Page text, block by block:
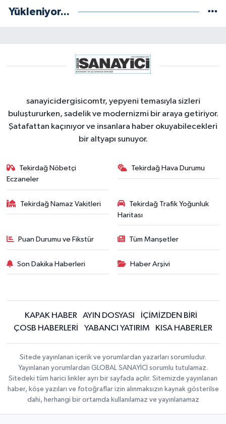
Yükleniyor...
sanayicidergisicomtr, yepyeni temasıyla sizleri
buluştururken, sadelik ve modernizmi bir araya getiriyor.
Şatafattan kaçınıyor ve insanlara haber okuyabilecekleri
bir altyapı sunuyor.
Tekirdağ Nöbetçi
Eczaneler
Tekirdağ Hava Durumu
Tekirdağ Namaz Vakitleri
Tekirdağ Trafik Yoğunluk
Haritası
Puan Durumu ve Fikstür Tüm Manşetler
Son Dakika Haberleri Haber Arşivi
KAPAK HABER AYIN DOSYASI
İÇİMİZDEN BİRİ
ÇOSB HABERLERİ
YABANCI YATIRIM KISA HABERLER
Sitede yayınlanan içerik ve yorumlardan yazarları sorumludur.
Yayınlanan yorumlardan GLOBAL SANAYİCİ sorumlu tutulamaz.
Sitedeki tüm harici linkler ayrı bir sayfada açılır. Sitemizde yayınlanan
haber, köşe yazıları ve fotoğraflar izin alınmaksızın kaynak gösterilse
dahi, herhangi bir ortamda kullanılamaz ve yayınlanamaz